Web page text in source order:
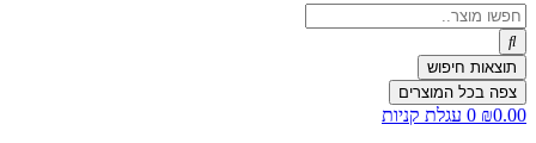
Search
...
תוצאות חיפוש
צפה בכל המוצרים
₪0.00
0 עגלת קניות